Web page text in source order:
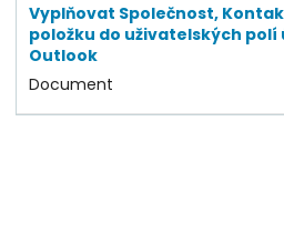
Vyplňovat Společnost,
položku do uživatelských
Outlook
Document